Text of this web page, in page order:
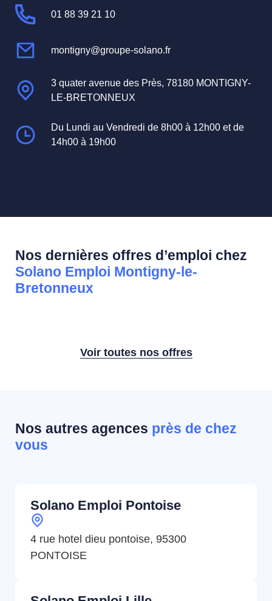
01 88 39 21 10
montigny@groupe-solano.fr
3 quater avenue des Près, 78180 MONTIGNY-
LE-BRETONNEUX
Du Lundi au Vendredi de 8h00 à 12h00 et de
14h00 à 19h00
Nos dernières offres d’emploi chez
Solano Emploi Montigny-le-
Bretonneux
Voir toutes nos offres
Nos autres agences près de chez
vous
Solano Emploi Pontoise
4 rue hotel dieu pontoise, 95300
PONTOISE